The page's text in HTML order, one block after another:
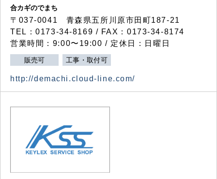
合カギのでまち
〒037-0041 青森県五所川原市田町187-21
TEL：0173-34-8169 / FAX：0173-34-8174
営業時間：9:00〜19:00 / 定休日：日曜日
販売可 工事・取付可
http://demachi.cloud-line.com/